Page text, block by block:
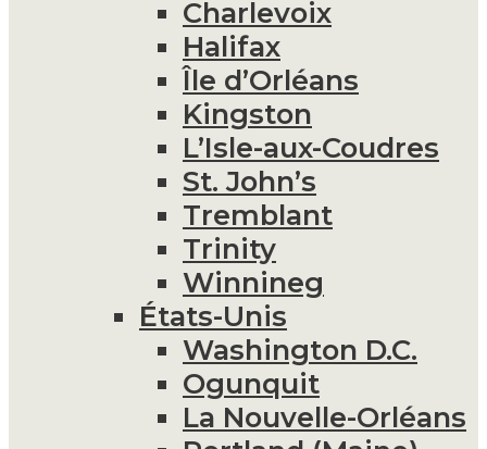
Charlevoix
Halifax
Île d’Orléans
Kingston
L’Isle-aux-Coudres
St. John’s
Tremblant
Trinity
Winnineg
États-Unis
Washington D.C.
Ogunquit
La Nouvelle-Orléans